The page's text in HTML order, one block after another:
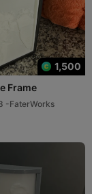
1,500
Frame
-FaterWorks